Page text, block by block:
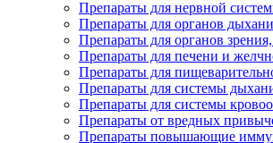
Препараты для нервной
Препараты для органов
Препараты для органов зрения,
Препараты для печени и
Препараты для
Препараты для системы
Препараты для системы
Препараты от вредных
Препараты повышающие